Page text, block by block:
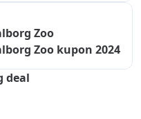
Zoo kupon 2024
deal